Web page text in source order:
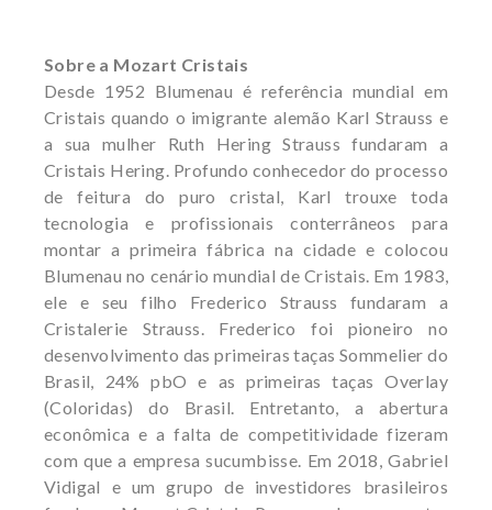
Sobre a Mozart Cristais
Desde 1952 Blumenau é referência mundial em
Cristais quando o imigrante alemão Karl Strauss e
a sua mulher Ruth Hering Strauss fundaram a
Cristais Hering. Profundo conhecedor do processo
de feitura do puro cristal, Karl trouxe toda
tecnologia e profissionais conterrâneos para
montar a primeira fábrica na cidade e colocou
Blumenau no cenário mundial de Cristais. Em 1983,
ele e seu filho Frederico Strauss fundaram a
Cristalerie Strauss. Frederico foi pioneiro no
desenvolvimento das primeiras taças Sommelier do
Brasil, 24% pbO e as primeiras taças Overlay
(Coloridas) do Brasil. Entretanto, a abertura
econômica e a falta de competitividade fizeram
com que a empresa sucumbisse. Em 2018, Gabriel
Vidigal e um grupo de investidores brasileiros